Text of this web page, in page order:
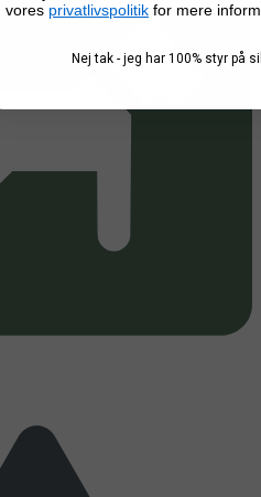
vores privatlivspolitik for mere
Nej tak - jeg har 100% styr på